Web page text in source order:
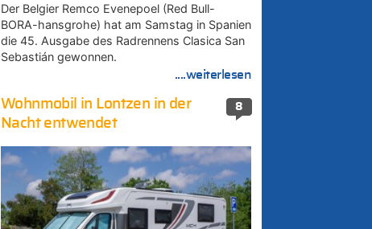
Der Belgier Remco Evenepoel (Red Bull-
BORA-hansgrohe) hat am Samstag in Spanien
die 45. Ausgabe des Radrennens Clasica San
Sebastián gewonnen.
....weiterlesen
8
Wohnmobil in Lontzen in der
Nacht entwendet